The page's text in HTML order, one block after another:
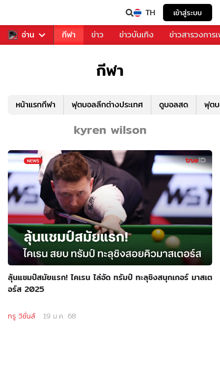
TH เข้าสู่ระบบ
อ่าน
สำหรับคุณ กีฬา ข่าว ข่าวบันเทิง ข่าวสารวงการ
กีฬา
หน้าแรกกีฬา ฟุตบอลลีกต่างประเทศ ดูบอลสด ฟุต
kyren wilson
ลุ้นแชมป์สมัยแรก! ไคเรน ไล่อัด ทรัมป์ ทะลุชิงสนุกเกอร์ มาสเต
อร์ส 2025
ทรู วิชั่นส์ 19 ม.ค. 68